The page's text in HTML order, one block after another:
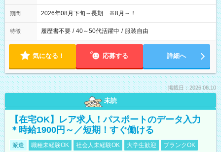
期間 2026年08月下旬～長期 ※8月～！
特徴 履歴書不要 / 40～50代活躍中 / 服装自由
気になる！ 応募する 詳細へ
掲載日：2026.08.10
未読
【在宅OK】レア求人！パスポートのデータ入力
＊時給1900円～／短期！すぐ働ける
派遣 職種未経験OK 社会人未経験OK 大学生歓迎 ブランクOK